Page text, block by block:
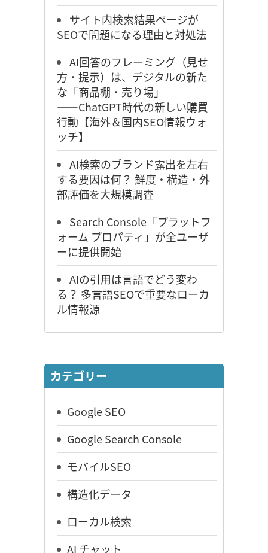
サイト内検索結果ページが
SEOで問題になる理由と対処法
AI回答のフレーミング（見せ
方・提示）は、デジタルの新た
な「商品棚・売り場」
――ChatGPT時代の新しい購買
行動【海外＆国内SEO情報ウォ
ッチ】
AI検索のブランド露出を左右
する要因は何？ 鮮度・構造・外
部評価を大規模調査
Search Console「プラットフ
ォーム プロパティ」が全ユーザ
ーに提供開始
AIの引用は言語でどう変わ
る？ 多言語SEOで重要なローカ
ル情報源
カテゴリー
Google SEO
Google Search Console
モバイルSEO
構造化データ
ローカル検索
AI チャット